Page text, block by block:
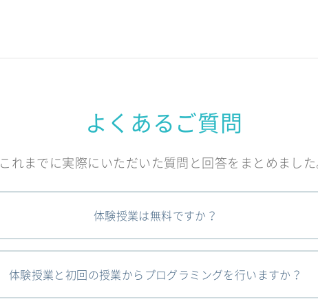
よくあるご質問
これまでに実際にいただいた質問と回答をまとめまし
体験授業は無料ですか？
体験授業と初回の授業からプログラミングを行いますか？